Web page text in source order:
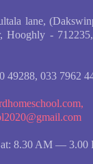
lane,
Hooghly -
49288, 033 7962
,
8.30 AM — 3.00